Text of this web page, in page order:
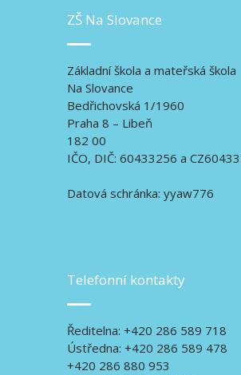
ZŠ Na Slovance
Základní škola a mateřská škola
Na Slovance
Bedřichovská 1/1960
Praha 8 – Libeň
182 00
IČO, DIČ: 60433256 a
Datová schránka: yyaw776
Telefonní kontakty
Ředitelna: +420 286 589 718
Ústředna: +420 286 589 478
+420 286 880 953